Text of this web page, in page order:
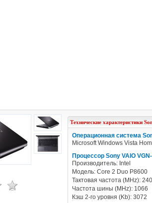
Технические характеристики
Операционная система
Microsoft Windows Vista
Процессор Sony VAIO
Производитель: Intel
Модель: Core 2 Duo P8600
Тактовая частота (MHz):
Частота шины (MHz): 1066
Кэш 2-го уровня (Kb): 3072